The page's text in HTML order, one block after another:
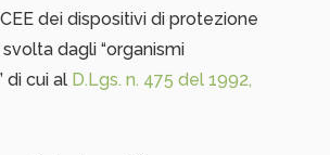
dei dispositivi di protezione
dagli “organismi
di cui al D.Lgs. n. 475 del 1992,